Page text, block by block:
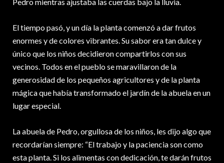
El tiempo pasó, y un día la planta comenzó a dar frutos
enormes y de colores vibrantes. Su sabor era tan dulce y
único que los niños decidieron compartirlos con sus
vecinos. Todos en el pueblo se maravillaron de la
generosidad de los pequeños agricultores y de la planta
mágica que había transformado el jardín de la abuela en un
lugar especial.
La abuela de Pedro, orgullosa de los niños, les dijo algo que
recordarían siempre: “El trabajo y la paciencia son como
esta planta. Si los alimentas con dedicación, te darán frutos